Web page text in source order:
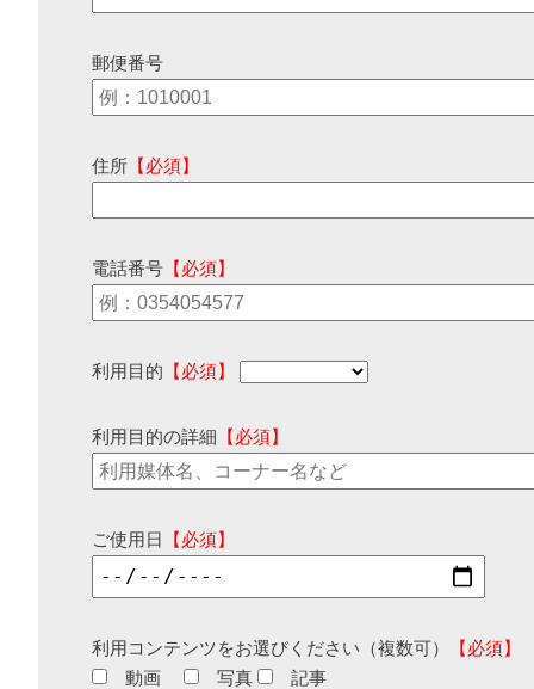
郵便番号
住所 【必須】
電話番号 【必須】
利用目的 【必須】
利用目的の詳細 【必須】
ご使用日 【必須】
利用コンテンツをお選びください（複数可）
【必須】
動画
写真 記事